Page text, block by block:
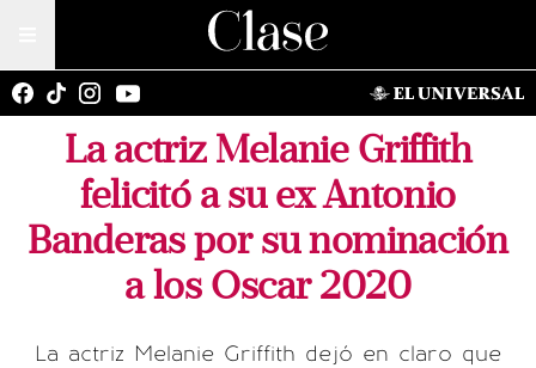
La actriz Melanie Griffith
felicitó a su ex Antonio
Banderas por su nominación
a los Oscar 2020
La actriz Melanie Griffith dejó en claro que